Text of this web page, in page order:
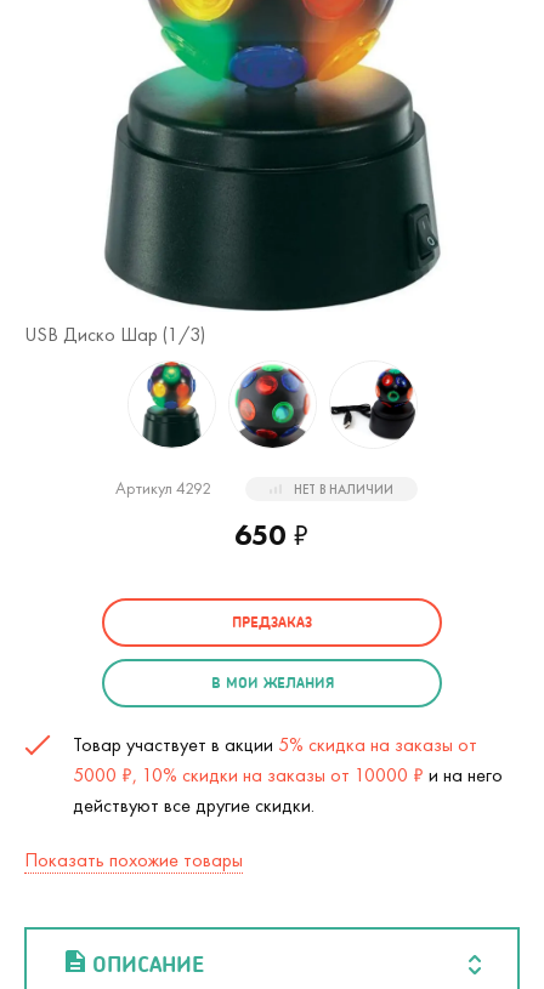
USB Диско Шар (1 /3)
Артикул 4292 НЕТ В НАЛИЧИИ
650 ₽
ПРЕДЗАКАЗ
В МОИ ЖЕЛАНИЯ
Товар участвует в акции 5% скидка на заказы от
5000 ₽, 10% скидки на заказы от 10000 ₽ и на него
действуют все другие скидки.
Показать похожие товары
ОПИСАНИЕ